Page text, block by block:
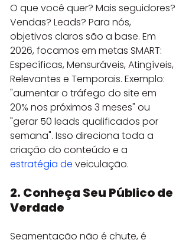
O que você quer? Mais seguidores?
Vendas? Leads? Para nós,
objetivos claros são a base. Em
2026, focamos em metas SMART:
Específicas, Mensuráveis, Atingíveis,
Relevantes e Temporais. Exemplo:
"aumentar o tráfego do site em
20% nos próximos 3 meses" ou
"gerar 50 leads qualificados por
semana". Isso direciona toda a
criação do conteúdo e a
estratégia de veiculação.
2. Conheça Seu Público de
Verdade
Segmentação não é chute, é